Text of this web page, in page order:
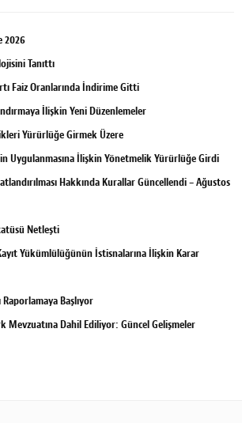
2026
Tanıttı
Faiz Oranlarında İndirime Gitti
İlişkin Yeni Düzenlemeler
Yürürlüğe Girmek Üzere
Uygulanmasına İlişkin Yönetmelik Yürürlüğe Girdi
Hakkında Kurallar Güncellendi – Ağustos
Netleşti
Yükümlülüğünün İstisnalarına İlişkin Karar
Raporlamaya Başlıyor
Mevzuatına Dahil Ediliyor: Güncel Gelişmeler